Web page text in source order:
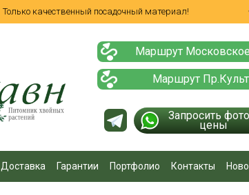
Только качественный посадочный материал!
Маршрут
Маршрут
Запросить
цены
Доставка Гарантии Портфолио Контакты